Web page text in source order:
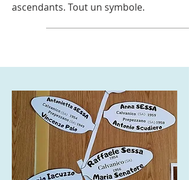
ascendants. Tout un symbole.